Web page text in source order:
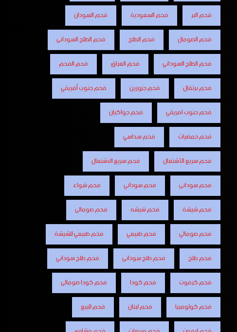
فحم البر
فحم السعودية
فحم السودان
فحم الصومال
فحم الطلح
فحم الطلح السودانى
فحم الطلح السوداني
فحم العراق
فحم الفحم
فحم برتقال
فحم جزورين
فحم جنوب أفريقي
فحم جنوب افريقي
فحم جواكيان
فحم حمضيات
فحم سداسي
فحم سريع الأشتعال
فحم سريع الاشتعال
فحم سودانى
فحم سوداني
فحم شواء
فحم شيشة
فحم شيشه
فحم صومالى
فحم صومالي
فحم طبيعي
فحم طبيعي للشيشة
فحم طلح
فحم طلح سودانى
فحم طلح سوداني
فحم كرفوت
فحم كودا
فحم كودا صومالى
فحم كولومبيا
فحم لبنان
فحم للبيع